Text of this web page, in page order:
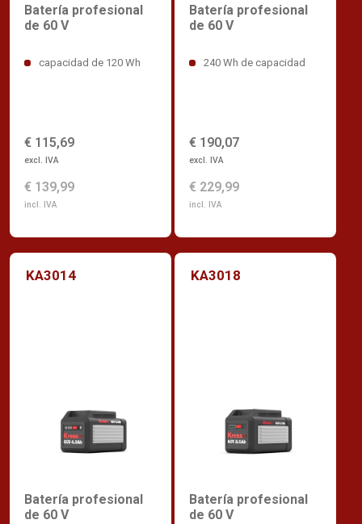
Batería profesional
de 60 V
capacidad de 120 Wh
€ 115,69
excl. IVA
€ 139,99
incl. IVA
Batería profesional
de 60 V
240 Wh de capacidad
€ 190,07
excl. IVA
€ 229,99
incl. IVA
KA3014
Batería profesional
de 60 V
KA3018
Batería profesional
de 60 V